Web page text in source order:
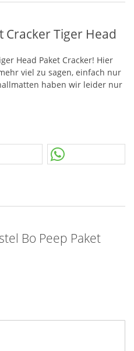
Cracker Tiger Head
Head Paket Cracker! Hier
viel zu sagen, einfach nur
haben wir leider nur
Bo Peep Paket